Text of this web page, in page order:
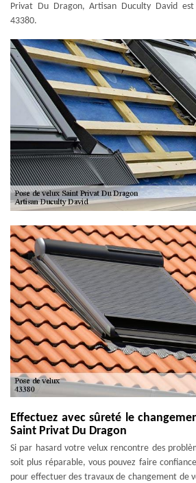
Privat Du Dragon, Artisan Duculty David
43380.
Effectuez avec sûreté le
Saint Privat Du Dragon
Si par hasard votre velux rencontre des
soit plus réparable, vous pouvez faire
pour effectuer des travaux de changement de